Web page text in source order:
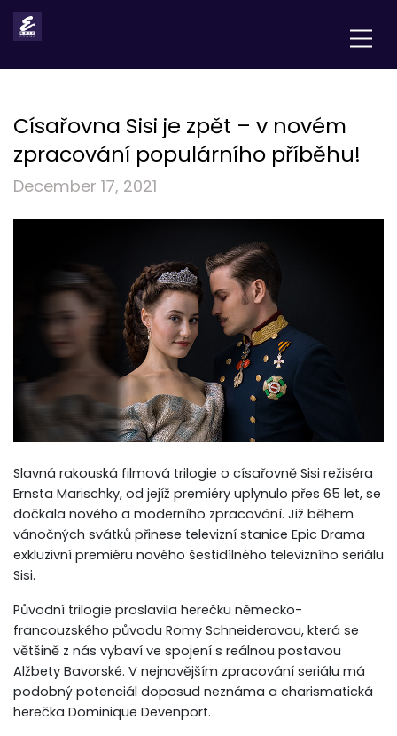
Císařovna Sisi je zpět – v novém
zpracování populárního příběhu!
December 17, 2021
Slavná rakouská filmová trilogie o císařovně Sisi režiséra
Ernsta Marischky, od jejíž premiéry uplynulo přes 65 let, se
dočkala nového a moderního zpracování. Již během
vánočných svátků přinese televizní stanice Epic Drama
exkluzivní premiéru nového šestidílného televizního seriálu
Sisi.
Původní trilogie proslavila herečku německo-
francouzského původu Romy Schneiderovou, která se
většině z nás vybaví ve spojení s reálnou postavou
Alžbety Bavorské. V nejnovějším zpracování seriálu má
podobný potenciál doposud neznáma a charismatická
herečka Dominique Devenport.